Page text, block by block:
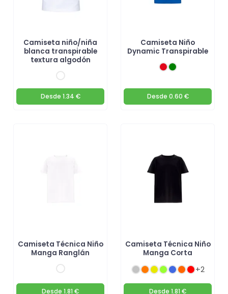
Camiseta niño/niña
blanca transpirable
textura algodón
Desde 1.34 €
Camiseta Niño
Dynamic Transpirable
Desde 0.60 €
Camiseta Técnica Niño
Manga Ranglán
Desde 1.81 €
Camiseta Técnica Niño
Manga Corta
+2
Desde 1.81 €